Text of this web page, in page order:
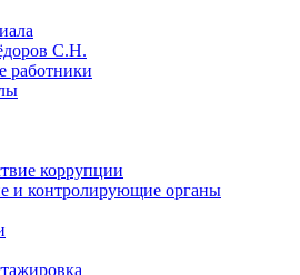
С.Н.
работники
коррупции
и контролирующие органы